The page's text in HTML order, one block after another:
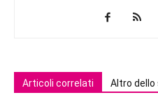
Articoli correlati Altro